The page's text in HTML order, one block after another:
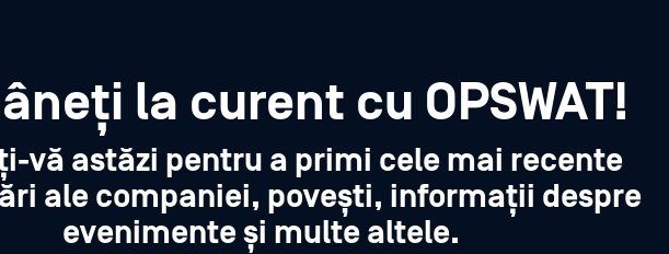
la curent cu OPSWAT!
vă astăzi pentru a primi cele mai recente
ale companiei, povești, informații despre
evenimente și multe altele.